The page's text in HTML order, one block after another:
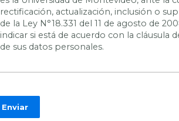
rectificación, actualización, inclusión o
de la Ley N°18.331 del 11 de agosto de
indicar si está de acuerdo con la
de sus datos personales.